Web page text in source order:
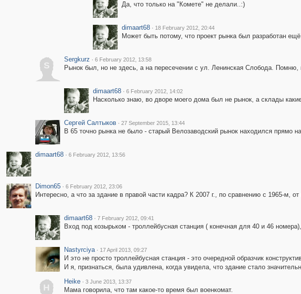
Да, что только на "Комете" не делали..:)
dimaart68 · 18 February 2012, 20:44
Может быть потому, что проект рынка был разработан ещё
S
Sergkurz · 6 February 2012, 13:58
Рынок был, но не здесь, а на пересечении с ул. Ленинская Слобода.
dimaart68 · 6 February 2012, 14:02
Насколько знаю, во дворе моего дома был не рынок, а склады
Сергей Салтыков · 27 September 2015, 13:44
В 65 точно рынка не было - старый Велозаводский рынок находился прямо
dimaart68 · 6 February 2012, 13:56
Dimon65 · 6 February 2012, 23:06
Интересно, а что за здание в правой части кадра? К 2007 г., по сравнению с 1965-м, от
dimaart68 · 7 February 2012, 09:41
Вход под козырьком - троллейбусная станция ( конечная для 40 и 46
Nastyrciya · 17 April 2013, 09:27
И это не просто троллейбусная станция - это очередной образчик
И я, признаться, была удивлена, когда увидела, что здание стало
H
Heike · 3 June 2013, 13:37
Мама говорила, что там какое-то время был военкомат.